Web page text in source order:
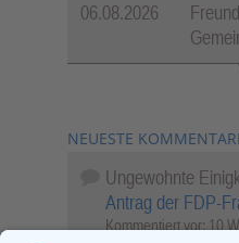
06.08.2026
NEUESTE
Ungewohnte
Antrag der FDP-
Kommentiert vor: 10